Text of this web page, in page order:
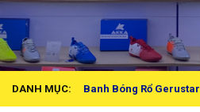
DANH MỤC: Banh Bóng Rổ Gerustar